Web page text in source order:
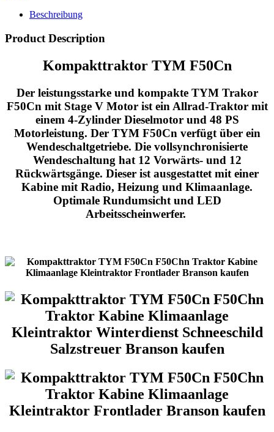
Beschreibung
Product Description
Kompakttraktor TYM F50Cn
Der leistungsstarke und kompakte TYM Trakor
F50Cn mit Stage V Motor ist ein Allrad-Traktormit
einem 4-Zylinder Dieselmotor und 48 PS
Motorleistung. Der TYM F50Cn verfügt über ein
Wendeschaltgetriebe. Die vollsynchronisierte
Wendeschaltung hat 12 Vorwärts- und 12
Rückwärtsgänge. Dieser ist ausgestattet mit einer
Kabine mit Radio, Heizung und Klimaanlage.
Optimale Rundumsicht und LED
Arbeitsscheinwerfer.